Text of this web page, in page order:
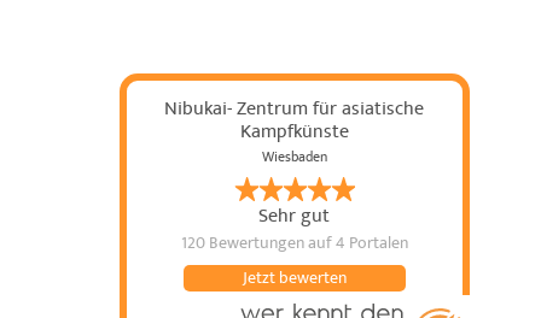
Nibukai- Zentrum für asiatische
Kampfkünste
Wiesbaden
Sehr gut
120 Bewertungenauf 4 Portalen
Jetzt bewerten